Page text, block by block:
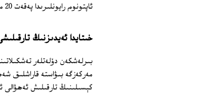
ئاپتونوم رايونلىرىدا پەقەت 20 مىڭ كىشى ئەيدىزنىڭ دورىلىرىغا ئېرىشكەن.
خىتايدا ئەيدىزنىڭ
مەركەزگە بىۋاستە قاراشلىق
كېسىلىنىڭ تارقىلىش